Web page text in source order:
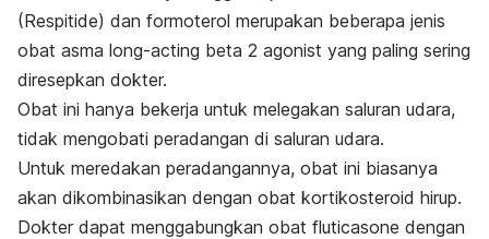
(Respitide) dan formoterol merupakan beberapa jenis
obat asma long-acting beta 2 agonist yang paling sering
diresepkan dokter.
Obat ini hanya bekerja untuk melegakan saluran udara,
tidak mengobati peradangan di saluran udara.
Untuk meredakan peradangannya, obat ini biasanya
akan dikombinasikan dengan obat kortikosteroid hirup.
Dokter dapat menggabungkan obat fluticasone dengan